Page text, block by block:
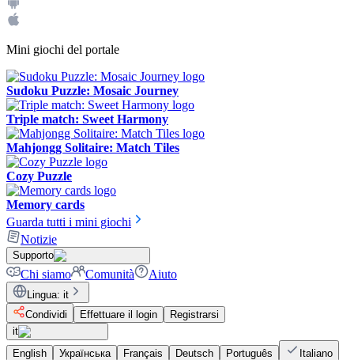
Mini giochi del portale
Sudoku Puzzle: Mosaic Journey
Triple match: Sweet Harmony
Mahjongg Solitaire: Match Tiles
Cozy Puzzle
Memory cards
Guarda tutti i mini giochi
Notizie
Supporto
Chi siamo Comunità Aiuto
Lingua: it
Condividi
Effettuare il login
Registrarsi
it
English
Українська Français Deutsch Português
Italiano